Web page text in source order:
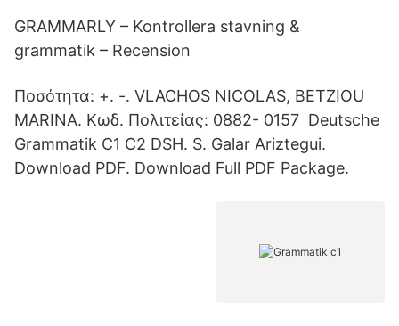
GRAMMARLY – Kontrollera stavning &
grammatik – Recension
Ποσότητα: +. -. VLACHOS NICOLAS, BETZIOU
MARINA. Κωδ. Πολιτείας: 0882- 0157 Deutsche
Grammatik C1 C2 DSH. S. Galar Ariztegui.
Download PDF. Download Full PDF Package.